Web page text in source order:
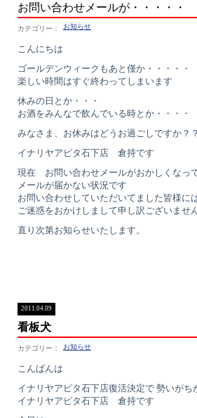
お問い合わせメールが・・・・・
お知らせ
こんにちは
ゴールデンウィークもあと僅か・・・・・
楽しい時間はすぐ終わってしまいます
休みの日とか・・・
お酒をみんなで飲んでいる時とか・・・・
みなさま、お休みはどうお過ごしですか？？
イナリヤアピタ石下店 倉持です
現在 お問い合わせメールがおかしくなっ
メールが届かない状況です
お問い合わせしていただいてました皆様に
ご迷惑をおかけしまして申し訳ございませ
直り次第お知らせいたします。
看板犬
2011.04.09
お知らせ
こんばんは
イナリヤアピタ石下店復活決定で 勢いがち
イナリヤアピタ石下店 倉持です